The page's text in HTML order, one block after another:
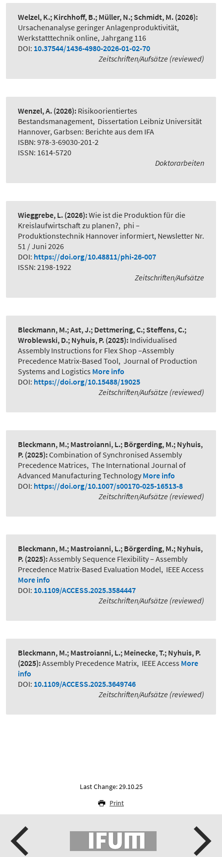
Welzel, K.; Kirchhoff, B.; Müller, N.; Schmidt, M. (2026):
Ursachenanalyse geringer Anlagenproduktivität,
Werkstatttechnik online, Jahrgang 116
DOI: 10.37544/1436-4980-2026-01-02-70
Zeitschriften/Aufsätze (reviewed)
Wenzel, A. (2026): Risikoorientiertes
Bestandsmanagement, Dissertation Leibniz Universität
Hannover, Garbsen: Berichte aus dem IFA
ISBN: 978-3-69030-201-2
ISSN: 1614-5720
Doktorarbeiten
Wieggrebe, L. (2026):Wie ist die Produktion für die
Kreislaufwirtschaft zu planen?, phi –
Produktionstechnik Hannover informiert, Newsletter Nr.
51 / Juni 2026
DOI: https://doi.org/10.48811/phi-26-007
ISSN: 2198-1922
Zeitschriften/Aufsätze
Bleckmann, M.; Ast, J.; Dettmering, C.; Steffens, C.;
Wroblewski, D.; Nyhuis, P. (2025): Individualised
Assembly Instructions for Flex Shop –Assembly
Precedence Matrix-Based Tool, Journal of Production
Systems and Logistics More info
DOI: https://doi.org/10.15488/19025
Zeitschriften/Aufsätze (reviewed)
Bleckmann, M.; Mastroianni, L.; Börgerding, M.; Nyhuis,
P. (2025):Combination of Synchronised Assembly
Precedence Matrices, The International Journal of
Advanced Manufacturing Technology More info
DOI: https://doi.org/10.1007/s00170-025-16513-8
Zeitschriften/Aufsätze (reviewed)
Bleckmann, M.; Mastroianni, L.; Börgerding, M.; Nyhuis,
P. (2025):Assembly Sequence Flexibility – Assembly
Precedence Matrix-Based Evaluation Model, IEEE Access
More info
DOI: 10.1109/ACCESS.2025.3584447
Zeitschriften/Aufsätze (reviewed)
Bleckmann, M.; Mastroianni, L.; Meinecke, T.; Nyhuis, P.
(2025):Assembly Precedence Matrix, IEEE Access More
info
DOI: 10.1109/ACCESS.2025.3649746
Zeitschriften/Aufsätze (reviewed)
Last Change: 29.10.25
Print